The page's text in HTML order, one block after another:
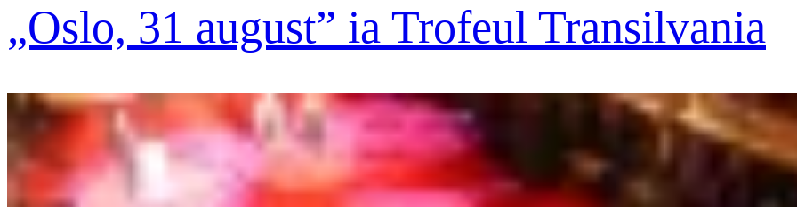
„Oslo, 31 august” ia Trofeul Transilvania